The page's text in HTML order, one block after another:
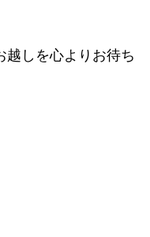
越しを心よりお待ち